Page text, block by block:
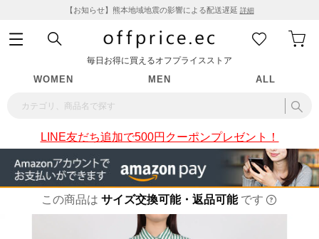
【お知らせ】熊本地域地震の影響による配送遅延 詳細
毎日お得に買えるオフプライスストア
WOMEN MEN ALL
LINE友だち追加で500円クーポンプレゼント！
この商品は サイズ交換可能・返品可能 です